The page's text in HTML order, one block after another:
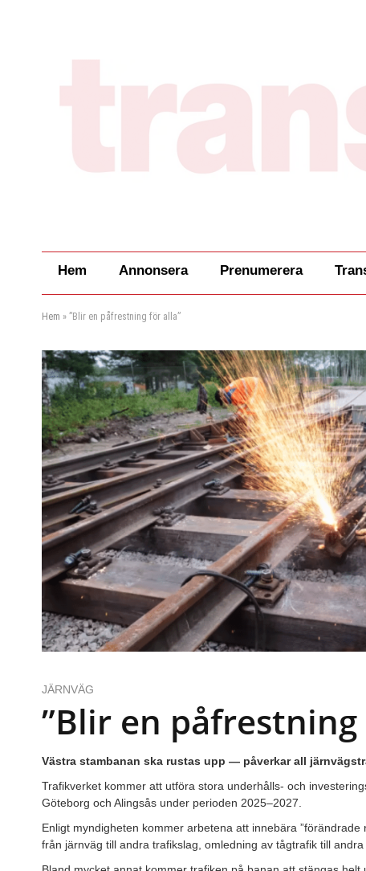
Hem Annonsera Prenumerera
Hem » ”Blir en påfrestning för alla”
JÄRNVÄG
”Blir en påfrestning
Västra stambanan ska rustas upp — påverkar all
Trafikverket kommer att utföra stora underhålls- och
Göteborg och Alingsås under perioden 2025–2027.
Enligt myndigheten kommer arbetena att innebära
från järnväg till andra trafikslag, omledning av tågtrafik till